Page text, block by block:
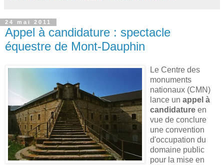
24 mai 2011
Appel à candidature : spectacle
équestre de Mont-Dauphin
Le Centre des
monuments
nationaux (CMN)
lance un appel à
candidature en
vue de conclure
une convention
d'occupation du
domaine public
pour la mise en